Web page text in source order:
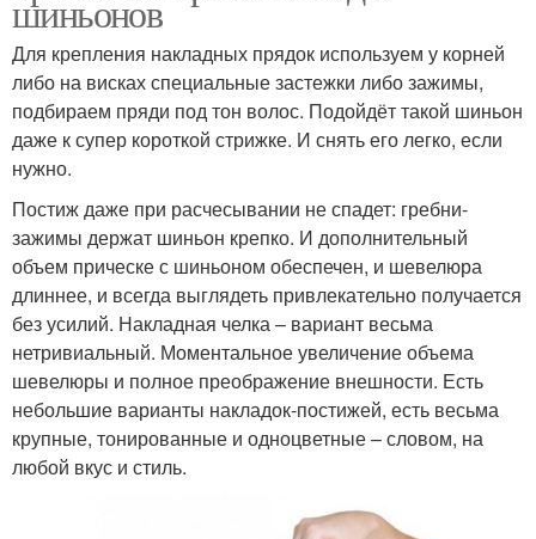
шиньонов
Для крепления накладных прядок используем у корней
либо на висках специальные застежки либо зажимы,
подбираем пряди под тон волос. Подойдёт такой шиньон
даже к супер короткой стрижке. И снять его легко, если
нужно.
Постиж даже при расчесывании не спадет: гребни-
зажимы держат шиньон крепко. И дополнительный
объем прическе с шиньоном обеспечен, и шевелюра
длиннее, и всегда выглядеть привлекательно получается
без усилий. Накладная челка – вариант весьма
нетривиальный. Моментальное увеличение объема
шевелюры и полное преображение внешности. Есть
небольшие варианты накладок-постижей, есть весьма
крупные, тонированные и одноцветные – словом, на
любой вкус и стиль.